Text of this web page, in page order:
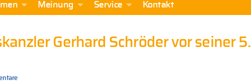
Meinung Service Kontakt
Gerhard Schröder vor seiner 5.